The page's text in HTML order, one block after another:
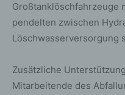
Großtanklöschfahrzeuge
pendelten zwischen
Löschwasserversorgung
Zusätzliche
Mitarbeitende des